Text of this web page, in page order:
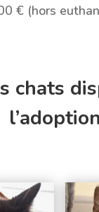
€ (hors
chats